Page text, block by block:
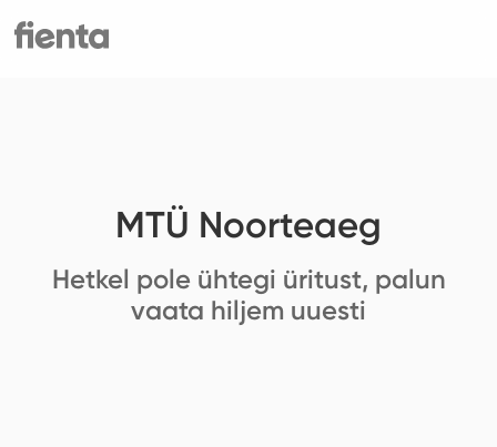
MTÜ Noorteaeg
Hetkel pole ühtegi üritust, palun
vaata hiljem uuesti